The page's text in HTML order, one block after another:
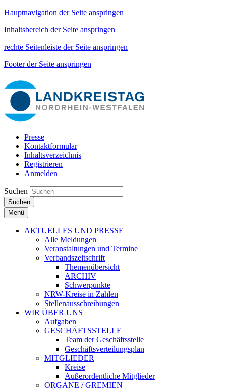
Hauptnavigation der Seite anspringen
Inhaltsbereich der Seite anspringen
rechte Seitenleiste der Seite anspringen
Footer der Seite anspringen
Presse
Kontaktformular
Inhaltsverzeichnis
Registrieren
Anmelden
Suchen
Suchen
Menü
AKTUELLES UND PRESSE
Alle Meldungen
Veranstaltungen und Termine
Verbandszeitschrift
Themenübersicht
ARCHIV
Schwerpunkte
NRW-Kreise in Zahlen
Stellenausschreibungen
WIR ÜBER UNS
Aufgaben
GESCHÄFTSSTELLE
Team der Geschäftsstelle
Geschäftsverteilungsplan
MITGLIEDER
Kreise
Außerordentliche Mitglieder
ORGANE / GREMIEN